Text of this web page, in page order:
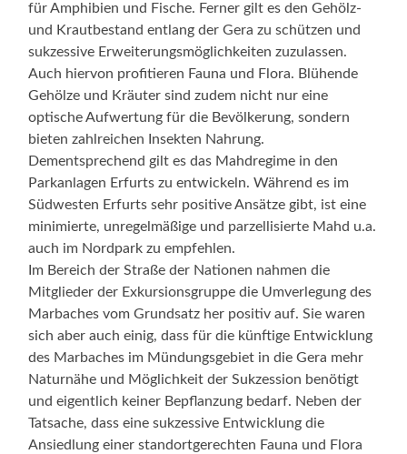
für Amphibien und Fische. Ferner gilt es den Gehölz-
und Krautbestand entlang der Gera zu schützen und
sukzessive Erweiterungsmöglichkeiten zuzulassen.
Auch hiervon profitieren Fauna und Flora. Blühende
Gehölze und Kräuter sind zudem nicht nur eine
optische Aufwertung für die Bevölkerung, sondern
bieten zahlreichen Insekten Nahrung.
Dementsprechend gilt es das Mahdregime in den
Parkanlagen Erfurts zu entwickeln. Während es im
Südwesten Erfurts sehr positive Ansätze gibt, ist eine
minimierte, unregelmäßige und parzellisierte Mahd u.a.
auch im Nordpark zu empfehlen.
Im Bereich der Straße der Nationen nahmen die
Mitglieder der Exkursionsgruppe die Umverlegung des
Marbaches vom Grundsatz her positiv auf. Sie waren
sich aber auch einig, dass für die künftige Entwicklung
des Marbaches im Mündungsgebiet in die Gera mehr
Naturnähe und Möglichkeit der Sukzession benötigt
und eigentlich keiner Bepflanzung bedarf. Neben der
Tatsache, dass eine sukzessive Entwicklung die
Ansiedlung einer standortgerechten Fauna und Flora